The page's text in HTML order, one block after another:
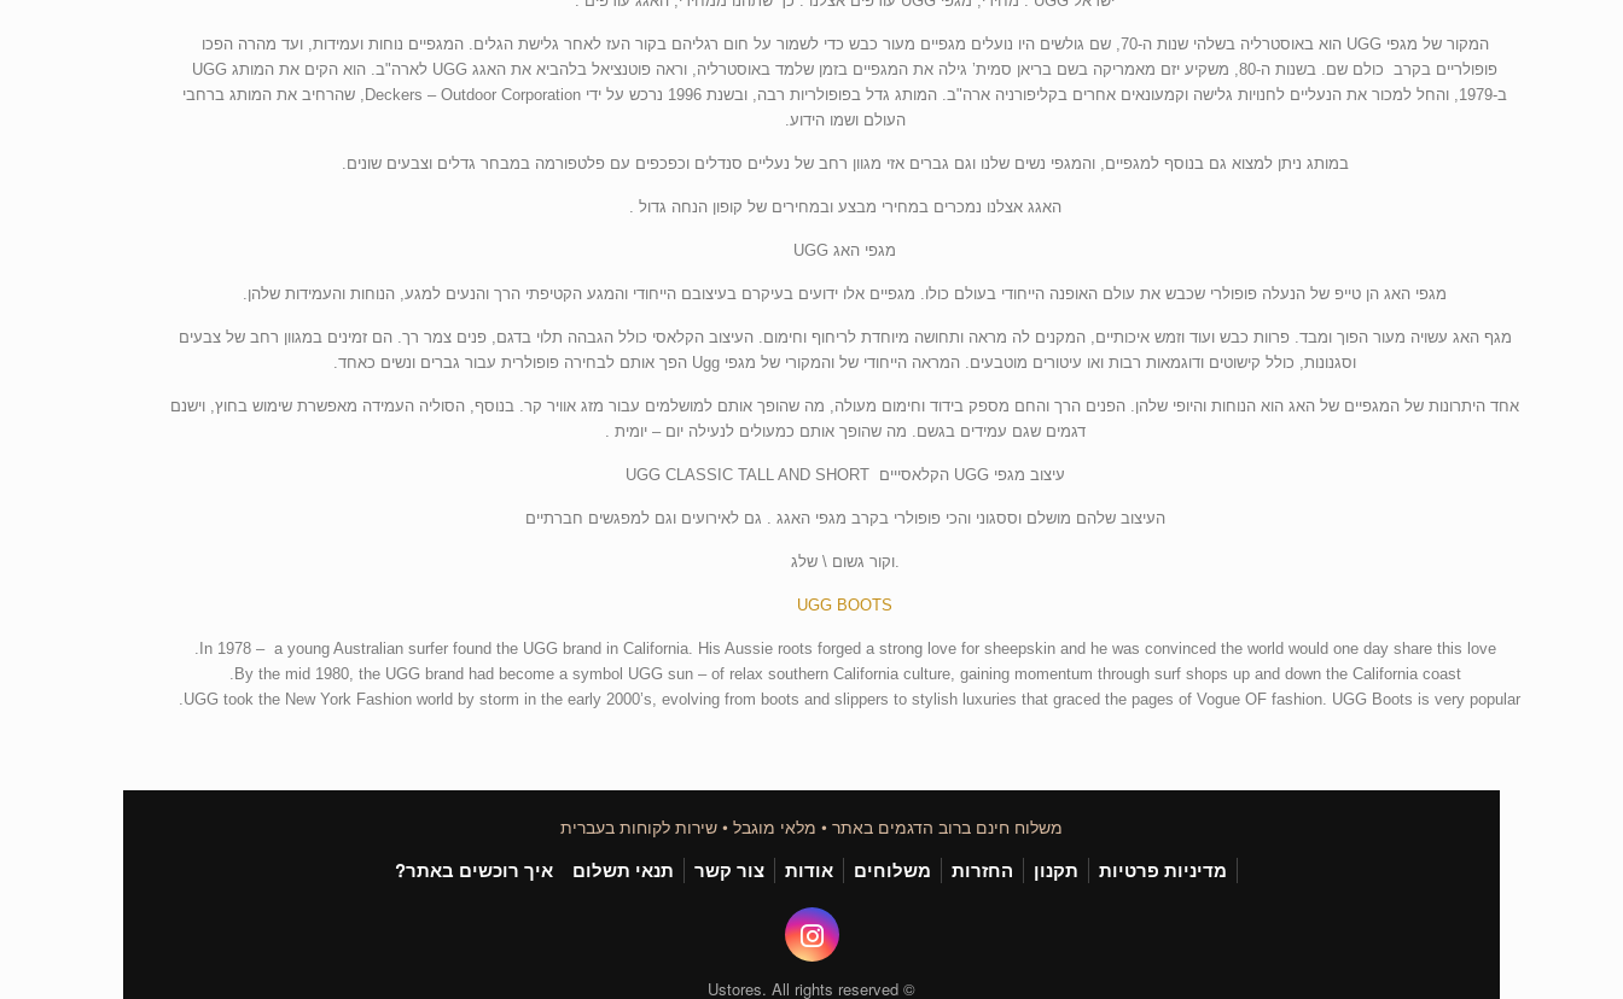
המקור של מגפי UGG הוא באוסטרליה בשלהי שנות ה-70, שם גולשים היו נועלים מגפיים מעור כבש כדי לשמור על חום רגליהם בקור העז לאחר גלישת הגלים. המגפיים נוחות ועמידות, ועד מהרה הפכו
פופולריים בקרב כולם שם. בשנות ה-80, משקיע יזם מאמריקה בשם בריאן סמית’ גילה את המגפיים בזמן שלמד באוסטרליה, וראה פוטנציאל בלהביא את האגג UGG לארה"ב. הוא הקים את המותג UGG
ב-1979, והחל למכור את הנעליים לחנויות גלישה וקמעונאים אחרים בקליפורניה ארה"ב. המותג גדל בפופולריות רבה, ובשנת 1996 נרכש על ידי Deckers – Outdoor Corporation, שהרחיב את המותג ברחבי
העולם ושמו הידוע.
במותג ניתן למצוא גם בנוסף למגפיים, והמגפי נשים שלנו וגם גברים אזי מגוון רחב של נעליים סנדלים וכפכפים עם פלטפורמה במבחר גדלים וצבעים שונים.
האגג אצלנו נמכרים במחירי מבצע ובמחירים של קופון הנחה גדול .
מגפי האג UGG
מגפי האג הן טייפ של הנעלה פופולרי שכבש את עולם האופנה הייחודי בעולם כולו. מגפיים אלו ידועים בעיקרם בעיצובם הייחודי והמגע הקטיפתי הרך והנעים למגע, הנוחות והעמידות שלהן.
מגף האג עשויה מעור הפוך ומבד. פרוות כבש ועוד וזמש איכותיים, המקנים לה מראה ותחושה מיוחדת לריחוף וחימום. העיצוב הקלאסי כולל הגבהה תלוי בדגם, פנים צמר רך. הם זמינים במגוון רחב של צבעים
וסגנונות, כולל קישוטים ודוגמאות רבות ואו עיטורים מוטבעים. המראה הייחודי של והמקורי של מגפי Ugg הפך אותם לבחירה פופולרית עבור גברים ונשים כאחד.
אחד היתרונות של המגפיים של האג הוא הנוחות והיופי שלהן. הפנים הרך והחם מספק בידוד וחימום מעולה, מה שהופך אותם למושלמים עבור מזג אוויר קר. בנוסף, הסוליה העמידה מאפשרת שימוש בחוץ, וישנם
דגמים שגם עמידים בגשם. מה שהופך אותם כמעולים לנעילה יום – יומית .
עיצוב מגפי UGG הקלאסייים UGG CLASSIC TALL AND SHORT
העיצוב שלהם מושלם וססגוני והכי פופולרי בקרב מגפי האגג . גם לאירועים וגם למפגשים חברתיים
.וקור גשום \ שלג
UGG BOOTS
In 1978 – a young Australian surfer found the UGG brand in California. His Aussie roots forged a strong love for sheepskin and he was convinced the world would one day share this love.
By the mid 1980, the UGG brand had become a symbol UGG sun – of relax southern California culture, gaining momentum through surf shops up and down the California coast.
UGG took the New York Fashion world by storm in the early 2000’s, evolving from boots and slippers to stylish luxuries that graced the pages of Vogue OF fashion. UGG Boots is very popular.
משלוח חינם ברוב הדגמים באתר • מלאי מוגבל • שירות לקוחות בעברית
מדיניות פרטיות תקנון החזרות משלוחים אודות צור קשר תנאי תשלום איך רוכשים באתר?
© Ustores. All rights reserved